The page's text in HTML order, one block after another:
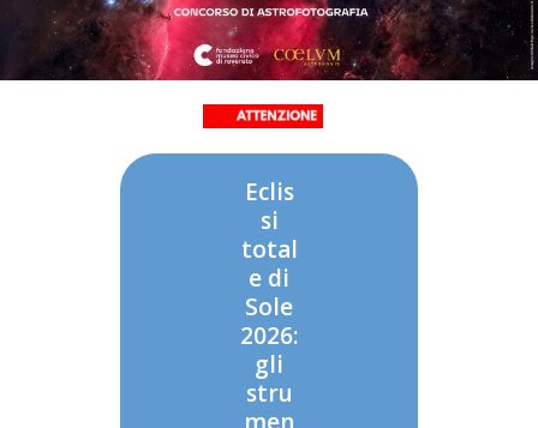
Eclis
si
total
e di
Sole
2026:
gli
stru